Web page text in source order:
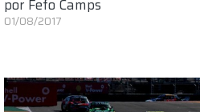
por Fefo Camps
01/08/2017